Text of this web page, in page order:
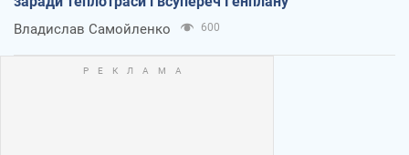
Владислав Самойленко 600